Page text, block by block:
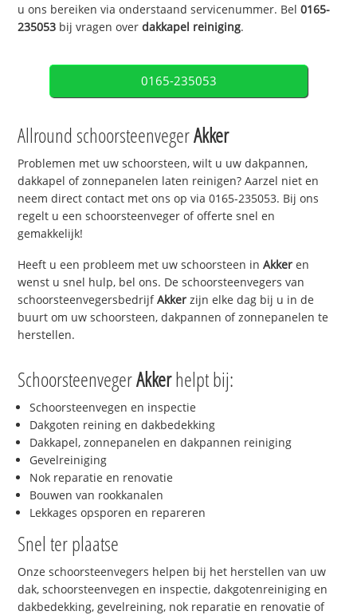
u ons bereiken via onderstaand servicenummer. Bel0165-
235053 bij vragen overdakkapel reiniging.
0165-235053
Allround schoorsteenvegerAkker
Problemen met uw schoorsteen, wilt u uw dakpannen,
dakkapel of zonnepanelen laten reinigen? Aarzel niet en
neem direct contact met ons op via 0165-235053. Bij ons
regelt u een schoorsteenveger of offerte snel en
gemakkelijk!
Heeft u een probleem met uw schoorsteen inAkker en
wenst u snel hulp, bel ons. De schoorsteenvegers van
schoorsteenvegersbedrijfAkker zijn elke dag bij u in de
buurt om uw schoorsteen, dakpannen of zonnepanelen te
herstellen.
SchoorsteenvegerAkkerhelpt bij:
Schoorsteenvegen en inspectie
Dakgoten reining en dakbedekking
Dakkapel, zonnepanelen en dakpannen reiniging
Gevelreiniging
Nok reparatie en renovatie
Bouwen van rookkanalen
Lekkages opsporen en repareren
Snel ter plaatse
Onze schoorsteenvegers helpen bij het herstellen van uw
dak, schoorsteenvegen en inspectie, dakgotenreiniging en
dakbedekking, gevelreining, nok reparatie en renovatie of